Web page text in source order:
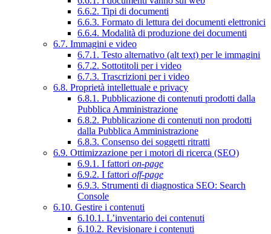
6.6.2. Tipi di documenti
6.6.3. Formato di lettura dei documenti elettronici
6.6.4. Modalità di produzione dei documenti
6.7. Immagini e video
6.7.1. Testo alternativo (alt text) per le immagini
6.7.2. Sottotitoli per i video
6.7.3. Trascrizioni per i video
6.8. Proprietà intellettuale e privacy
6.8.1. Pubblicazione di contenuti prodotti dalla
Pubblica Amministrazione
6.8.2. Pubblicazione di contenuti non prodotti
dalla Pubblica Amministrazione
6.8.3. Consenso dei soggetti ritratti
6.9. Ottimizzazione per i motori di ricerca (SEO)
6.9.1. I fattori on-page
6.9.2. I fattori off-page
6.9.3. Strumenti di diagnostica SEO: Search
Console
6.10. Gestire i contenuti
6.10.1. L’inventario dei contenuti
6.10.2. Revisionare i contenuti